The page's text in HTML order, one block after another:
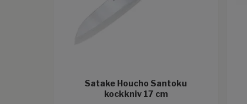
Satake Houcho Santoku
kockkniv 17 cm